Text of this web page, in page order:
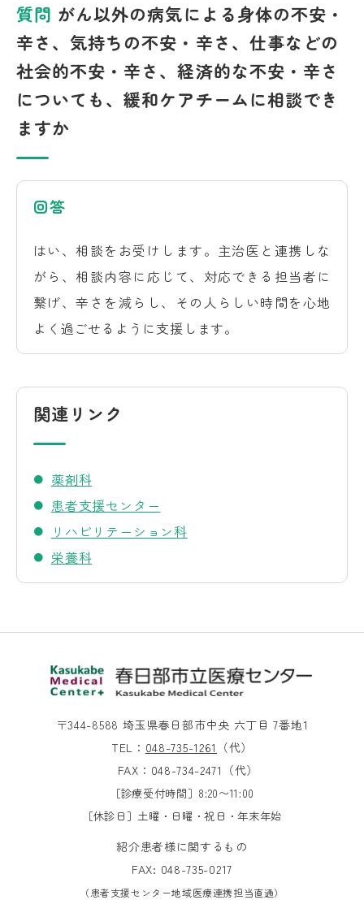
質問 がん以外の病気による身体の不安・
辛さ、気持ちの不安・辛さ、仕事などの
社会的不安・辛さ、経済的な不安・辛さ
についても、緩和ケアチームに相談でき
ますか
回答
はい、相談をお受けします。主治医と連携しな
がら、相談内容に応じて、対応できる担当者に
繋げ、辛さを減らし、その人らしい時間を心地
よく過ごせるように支援します。
関連リンク
薬剤科
患者支援センター
リハビリテーション科
栄養科
〒344-8588 埼玉県春日部市中央 六丁目 7番地1
TEL： 048-735-1261 （代）
FAX：048-734-2471（代）
［診療受付時間］8:20〜11:00
［休診日］土曜・日曜・祝日・年末年始
紹介患者様に関するもの
FAX: 048-735-0217
（患者支援センター地域医療連携担当直通）